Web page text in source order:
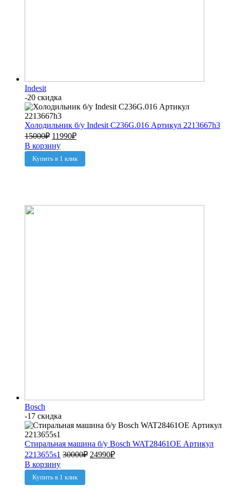
Indesit
-20 скидка
Холодильник б/у Indesit C236G.016 Артикул 2213667h3
15000₽ 11990₽
В корзину
Купить в 1 клик
Bosch
-17 скидка
Стиральная машина б/у Bosch WAT28461OE Артикул
2213655s1 30000₽ 24990₽
В корзину
Купить в 1 клик